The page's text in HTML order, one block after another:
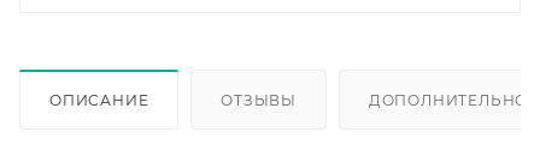
ОПИСАНИЕ ОТЗЫВЫ ДОПОЛНИТЕЛЬНО